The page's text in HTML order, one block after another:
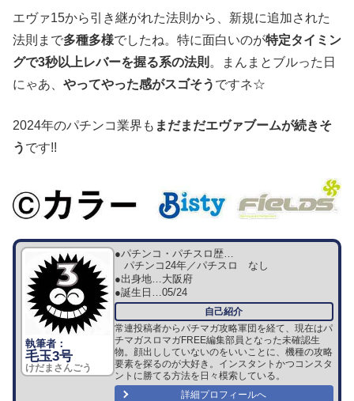
エヴァ15から引き継がれた法則から、新規に追加された
法則まで多種多様でしたね。特に面白いのが特定タイミン
グで3秒以上レバーを握る系の法則 。まんまとブルった日
にゃあ、 やってやった感がスゴそう ですネ☆
2024年のパチンコ業界も まだまだエヴァブームが続きそ
う です!!
毛玉3号
けだまさんごう
●パチンコ・パチスロ歴…
パチンコ24年／パチスロ なし
●出身地… 大阪府
●誕生日… 05/24
常連投稿者からパチマガ攻略軍団を経て、現在はパ
チマガスロマガFREE編集部員となった未確認生
物。顔出ししていないのをいいことに、機種の攻略
要素を探るのが大好き。インスタントかつコンスタ
ントに勝てる方法を日々模索している。
詳細プロフィールへ